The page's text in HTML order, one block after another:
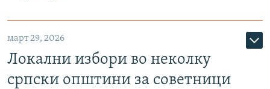
март 29, 2026
Локални избори во неколку
српски општини за советници